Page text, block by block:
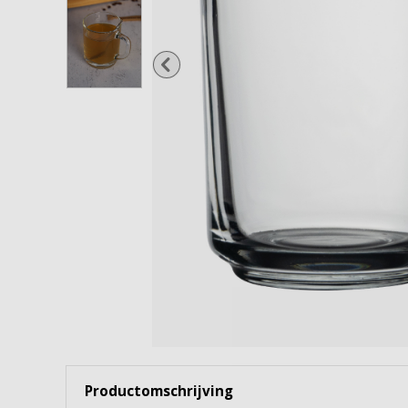
Cocktailglazen
Gin Tonicglazen
Borrel- & shotglazen
Waterflessen & karaffen
Snoep- & voorraadpotten
Bekijk alles
Productomschrijving